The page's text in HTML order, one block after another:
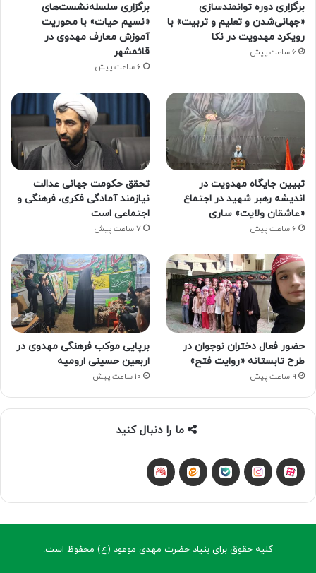
برگزاری دوره توانمندسازی
«جهانی‌شدن و تعلیم و تربیت» با
رویکرد مهدویت در نکا
6 ساعت پیش
برگزاری سلسله‌نشست‌های
«نسیم حیات» با محوریت
آموزش معارف مهدوی در
قائمشهر
6 ساعت پیش
تبیین جایگاه مهدویت در
اندیشه رهبر شهید در اجتماع
«عاشقان ولایت» ساری
6 ساعت پیش
تحقق حکومت جهانی عدالت
نیازمند آمادگی فکری، فرهنگی و
اجتماعی است
7 ساعت پیش
حضور فعال دختران نوجوان در
طرح تابستانه «روایت فتح»
9 ساعت پیش
برپایی موکب فرهنگی مهدوی در
اربعین حسینی ارومیه
10 ساعت پیش
ما را دنبال کنید
آپاراتاینستاگرام
بله ایتا شنوتو
کلیه حقوق برای بنیاد حضرت مهدی موعود (ع) محفوظ است.